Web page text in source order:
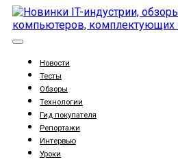
Новости
Тесты
Обзоры
Технологии
Гид покупателя
Репортажи
Интервью
Уроки